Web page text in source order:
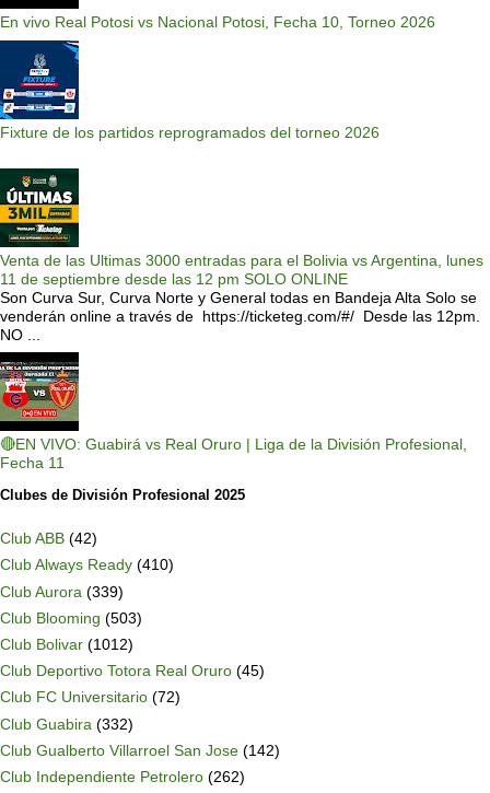
En vivo Real Potosi vs Nacional Potosi, Fecha 10, Torneo 2026
Fixture de los partidos reprogramados del torneo 2026
Venta de las Ultimas 3000 entradas para el Bolivia vs Argentina, lunes
11 de septiembre desde las 12 pm SOLO ONLINE
Son Curva Sur, Curva Norte y General todas en Bandeja Alta Solo se
venderán online a través de https://ticketeg.com/#/ Desde las 12pm.
NO ...
🔴EN VIVO: Guabirá vs Real Oruro | Liga de la División Profesional,
Fecha 11
Clubes de División Profesional 2025
Club ABB (42)
Club Always Ready (410)
Club Aurora (339)
Club Blooming (503)
Club Bolivar (1012)
Club Deportivo Totora Real Oruro (45)
Club FC Universitario (72)
Club Guabira (332)
Club Gualberto Villarroel San Jose (142)
Club Independiente Petrolero (262)